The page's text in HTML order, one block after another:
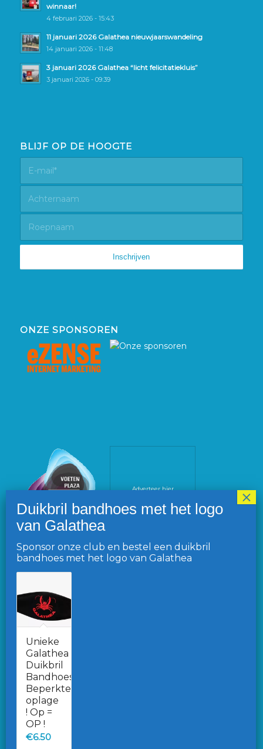
winnaar!
4 februari 2026 - 15:43
11 januari 2026 Galathea nieuwjaarswandeling
14 januari 2026 - 11:48
3 januari 2026 Galathea “licht felicitatiekluis”
3 januari 2026 - 09:39
BLIJF OP DE HOOGTE
ONZE SPONSOREN
Adverteer hier
VOLG ONS OP FACEBOOK
Ga naar de Facebook pagina
Word lid van onze Facebook-gemeenschap
Sponsor onze club en bestel een duikbril
bandhoes met het logo van Galathea
Unieke
Galathea
Duikbril
Bandhoes.
Beperkte
oplage
! Op =
OP !
€6.50